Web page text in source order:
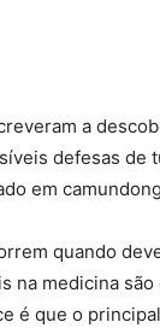
a
defesas de
em
quando
na medicina
é que o